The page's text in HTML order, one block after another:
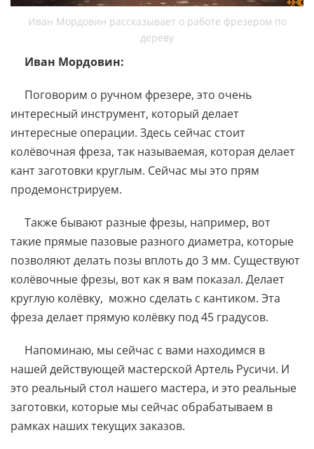
Иван Мордовин рассказывает о работе фрезером по
дереву
Иван Мордовин:
Поговорим о ручном фрезере, это очень
интересный инструмент, который делает
интересные операции. Здесь сейчас стоит
колёвочная фреза, так называемая, которая делает
кант заготовки круглым. Сейчас мы это прям
продемонстрируем.
Также бывают разные фрезы, например, вот
такие прямые пазовые разного диаметра, которые
позволяют делать позы вплоть до 3 мм. Существуют
колёвочные фрезы, вот как я вам показал. Делает
круглую колёвку, можно сделать с кантиком. Эта
фреза делает прямую колёвку под 45 градусов.
Напоминаю, мы сейчас с вами находимся в
нашей действующей мастерской Артель Русичи. И
это реальный стол нашего мастера, и это реальные
заготовки, которые мы сейчас обрабатываем в
рамках наших текущих заказов.